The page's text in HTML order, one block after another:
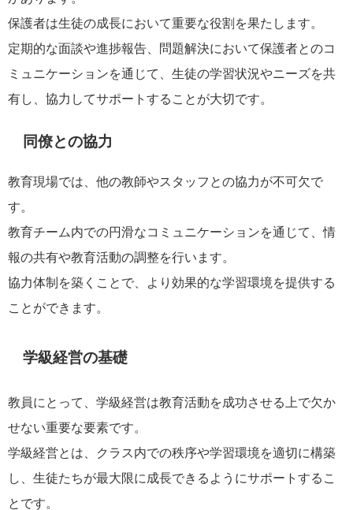
保護者は生徒の成長において重要な役割を果たします。
定期的な面談や進捗報告、問題解決において保護者とのコ
ミュニケーションを通じて、生徒の学習状況やニーズを共
有し、協力してサポートすることが大切です。
同僚との協力
教育現場では、他の教師やスタッフとの協力が不可欠で
す。
教育チーム内での円滑なコミュニケーションを通じて、情
報の共有や教育活動の調整を行います。
協力体制を築くことで、より効果的な学習環境を提供する
ことができます。
学級経営の基礎
教員にとって、学級経営は教育活動を成功させる上で欠か
せない重要な要素です。
学級経営とは、クラス内での秩序や学習環境を適切に構築
し、生徒たちが最大限に成長できるようにサポートするこ
とです。